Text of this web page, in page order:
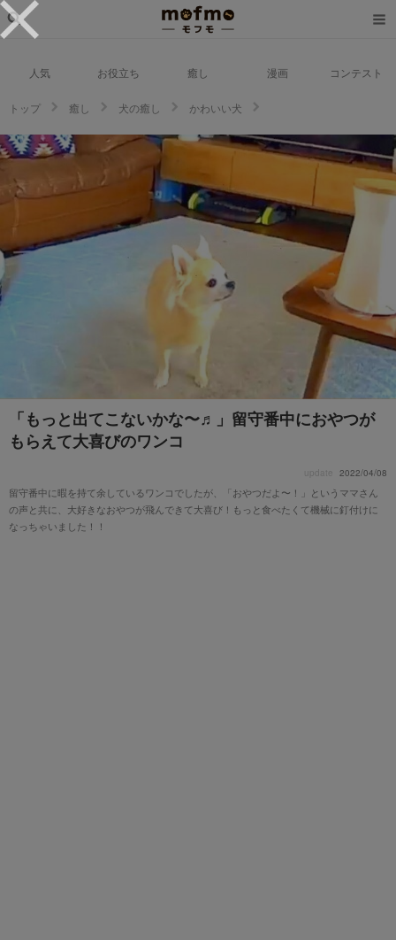
人気 お役立ち 癒し 漫画 コンテスト
トップ 癒し 犬の癒し
かわいい犬
「もっと出てこないかな〜♬」留守番中におやつが
もらえて大喜びのワンコ
update 2022/04/08
留守番中に暇を持て余しているワンコでしたが、「おやつだよ〜！」というママさん
の声と共に、大好きなおやつが飛んできて大喜び！もっと食べたくて機械に釘付けに
なっちゃいました！！